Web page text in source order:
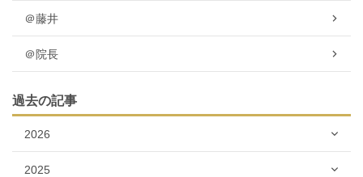
＠藤井
＠院長
過去の記事
2026
2025